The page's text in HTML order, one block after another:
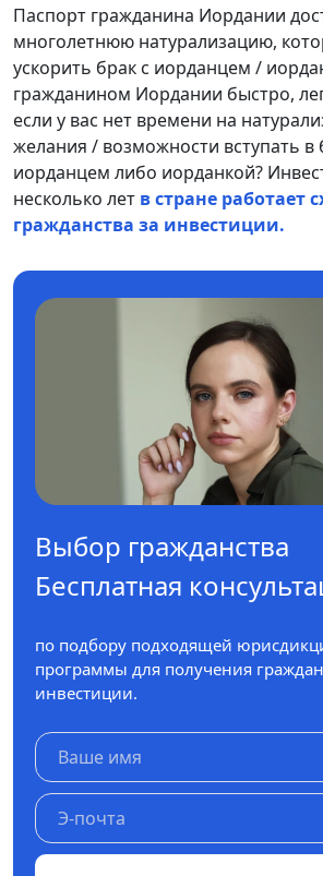
Паспорт гражданина Иордании
многолетнюю натурализацию,
ускорить брак с иорданцем /
гражданином Иордании быстро,
если у вас нет времени на
желания / возможности вступать
иорданцем либо иорданкой?
несколько лет в стране работает
гражданства за инвестиции.
Выбор гражданства
Бесплатная
по подбору подходящей
программы для получения
инвестиции.